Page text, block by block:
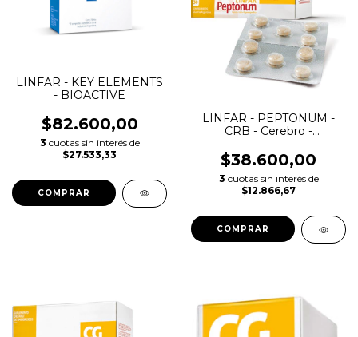
LINFAR - KEY ELEMENTS
- BIOACTIVE
$82.600,00
3 cuotas sin interés de
$27.533,33
COMPRAR
LINFAR - PEPTONUM -
CRB - Cerebro -
$38.600,00
3 cuotas sin interés de
$12.866,67
COMPRAR